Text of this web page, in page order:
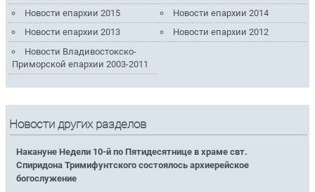
Новости епархии 2015
Новости епархии 2014
Новости епархии 2013
Новости епархии 2012
Новости Владивостокско-
Приморской епархии 2003-2011
Новости других разделов
Накануне Недели 10-й по Пятидесятнице в храме свт.
Спиридона Тримифунтского состоялось архиерейское
богослужение